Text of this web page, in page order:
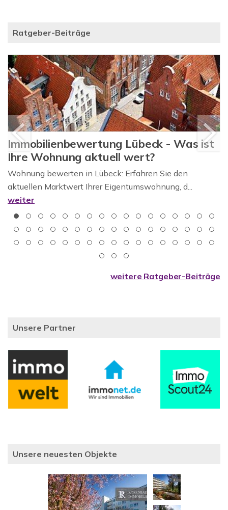
Ratgeber-Beiträge
Immobilienbewertung Lübeck - Was ist
Ihre Wohnung aktuell wert?
Wohnung bewerten in Lübeck: Erfahren Sie den
aktuellen Marktwert Ihrer Eigentumswohnung, d...
weiter
weitere Ratgeber-Beiträge
Unsere Partner
Unsere neuesten Objekte